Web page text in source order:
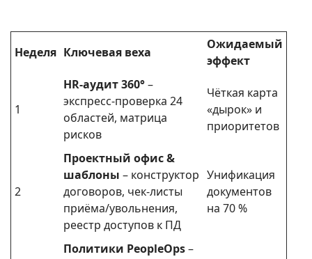
Неделя Ключевая веха
Ожидаемый
эффект
1
HR-аудит 360°–
экспресс-проверка 24
областей, матрица
рисков
Чёткая карта
«дырок» и
приоритетов
2
Проектный офис &
шаблоны – конструктор
договоров, чек-листы
приёма/увольнения,
реестр доступов к ПД
Унификация
документов
на 70 %
Политики PeopleOps–